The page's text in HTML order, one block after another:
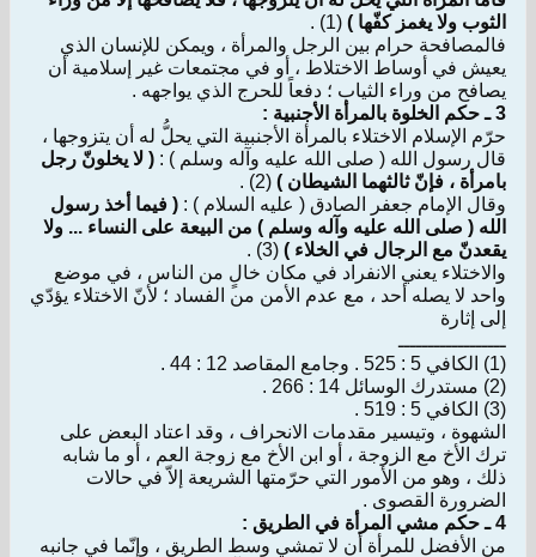
الثوب ولا يغمز كفّها ) (1) .
فالمصافحة حرام بين الرجل والمرأة ، ويمكن للإنسان الذي
يعيش في أوساط الاختلاط ، أو في مجتمعات غير إسلامية أن
يصافح من وراء الثياب ؛ دفعاً للحرج الذي يواجهه .
3 ـ حكم الخلوة بالمرأة الأجنبية :
حرّم الإسلام الاختلاء بالمرأة الأجنبية التي يحلُّ له أن يتزوجها ،
قال رسول الله ( صلى الله عليه وآله وسلم ) : ( لا يخلونّ رجل
بامرأة ، فإنّ ثالثهما الشيطان ) (2) .
وقال الإمام جعفر الصادق ( عليه السلام ) : ( فيما أخذ رسول
الله ( صلى الله عليه وآله وسلم ) من البيعة على النساء ... ولا
يقعدنّ مع الرجال في الخلاء ) (3) .
والاختلاء يعني الانفراد في مكان خالٍ من الناس ، في موضع
واحد لا يصله أحد ، مع عدم الأمن من الفساد ؛ لأنّ الاختلاء يؤدّي
إلى إثارة
ــــــــــــــــــ
(1) الكافي 5 : 525 . وجامع المقاصد 12 : 44 .
(2) مستدرك الوسائل 14 : 266 .
(3) الكافي 5 : 519 .
الشهوة ، وتيسير مقدمات الانحراف ، وقد اعتاد البعض على
ترك الأخ مع الزوجة ، أو ابن الأخ مع زوجة العم ، أو ما شابه
ذلك ، وهو من الأمور التي حرّمتها الشريعة إلاّ في حالات
الضرورة القصوى .
4 ـ حكم مشي المرأة في الطريق :
من الأفضل للمرأة أن لا تمشي وسط الطريق ، وإنّما في جانبه